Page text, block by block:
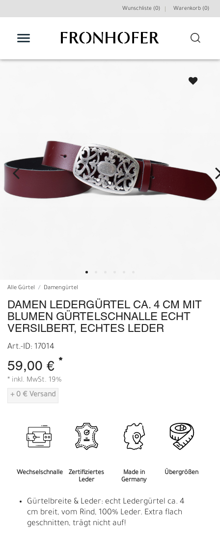
Wunschliste (0) Warenkorb (0)
Alle Gürtel Damengürtel
DAMEN LEDERGÜRTEL CA. 4 CM MIT
BLUMEN GÜRTELSCHNALLE ECHT
VERSILBERT, ECHTES LEDER
Art.-ID: 17014
59,00 € *
* inkl. MwSt. 19%
+ 0 € Versand
Wechselschnalle
Zertifiziertes
Leder
Made in
Germany
Übergrößen
Gürtelbreite & Leder: echt Ledergürtel ca. 4
cm breit, vom Rind, 100% Leder. Extra flach
geschnitten, trägt nicht auf!